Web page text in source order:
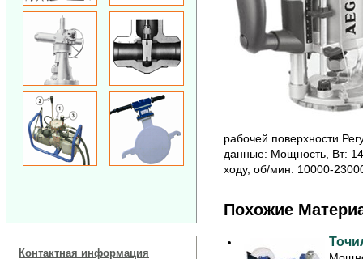
Контактная информация
рабочей поверхности
данные: Мощность, Вт:
ходу, об/мин: 10000-
Похожие